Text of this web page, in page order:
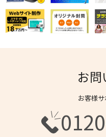
お問
お客様